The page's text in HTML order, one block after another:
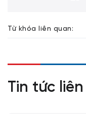
Từ khóa liên quan:
Tin tức